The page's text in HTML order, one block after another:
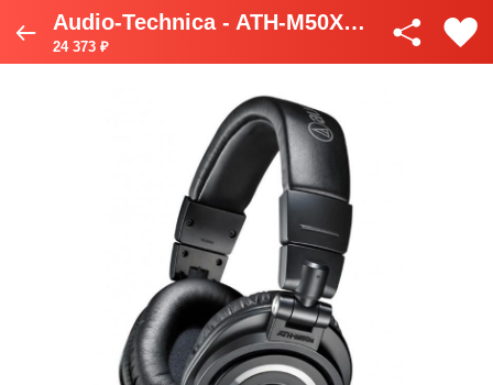
Audio-Technica - ATH-M50X (чёрный)
24 373 ₽